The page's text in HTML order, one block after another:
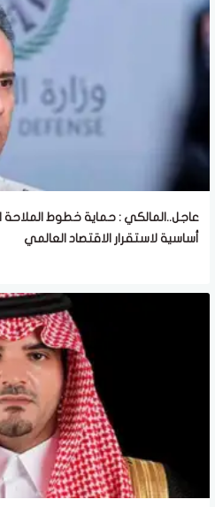
عاجل..المالكي : حماية خطوط الملاحة
أساسية لاستقرار الاقتصاد العالمي